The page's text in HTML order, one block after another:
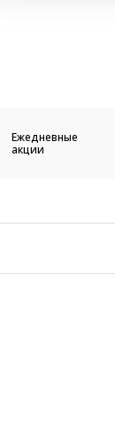
Ежедневные
акции